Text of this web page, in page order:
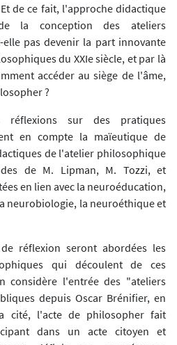
de ce fait, l'approche didactique
la conception des ateliers
pas devenir la part innovante
du XXIe siècle, et par là
accéder au siège de l'âme,
?
sur des pratiques
en compte la maïeutique de
de l'atelier philosophique
de M. Lipman, M. Tozzi, et
en lien avec la neuroéducation,
neurobiologie, la neuroéthique et
réflexion seront abordées les
qui découlent de ces
considère l'entrée des "ateliers
depuis Oscar Brénifier, en
cité, l'acte de philosopher fait
dans un acte citoyen et